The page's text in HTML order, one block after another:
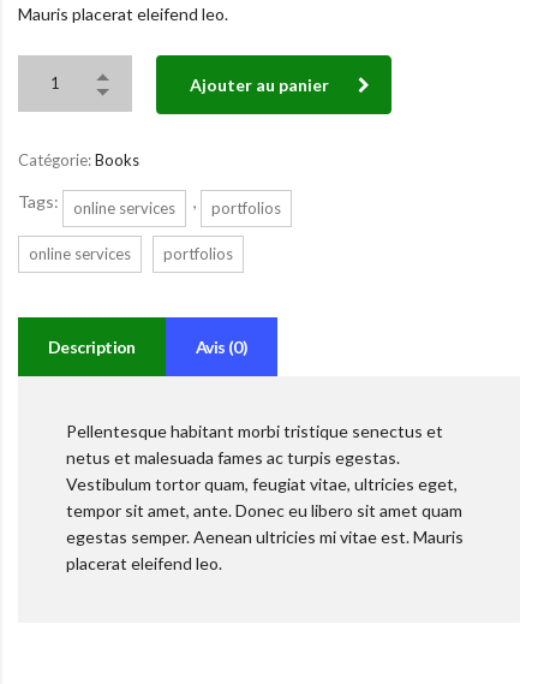
Mauris placerat eleifend leo.
Ajouter au panier
Catégorie:Books
Tags: online services , portfolios
online services portfolios
Description Avis (0)
Pellentesque habitant morbi tristique senectus et
netus et malesuada fames ac turpis egestas.
Vestibulum tortor quam, feugiat vitae, ultricies eget,
tempor sit amet, ante. Donec eu libero sit amet quam
egestas semper. Aenean ultricies mi vitae est. Mauris
placerat eleifend leo.